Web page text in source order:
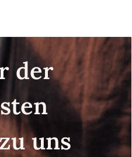
der
uns